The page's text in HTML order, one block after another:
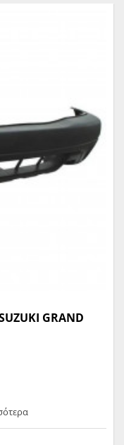
GRAND